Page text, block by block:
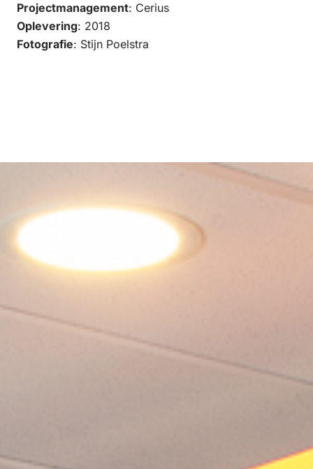
Projectmanagement: Cerius
Oplevering: 2018
Fotografie: Stijn Poelstra